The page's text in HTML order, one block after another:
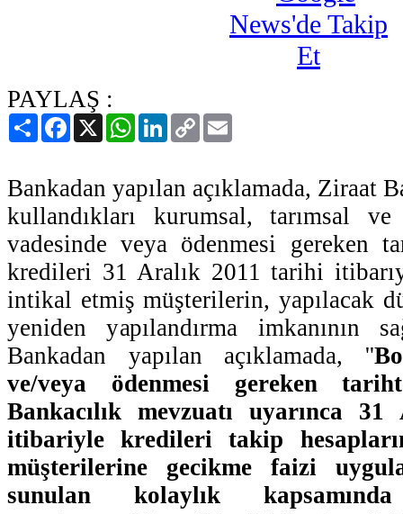
PAYLAŞ :
PaylaşFacebook
X WhatsAppLinkedIn
Copy
Link
Bankadan yapılan açıklamada, Ziraat
kullandıkları kurumsal, tarımsal
vadesinde veya ödenmesi gereken
kredileri 31 Aralık 2011 tarihi
intikal etmiş müşterilerin, yapılacak
yeniden yapılandırma imkanının
Bankadan yapılan açıklamada, ''
ve/veya ödenmesi gereken
Bankacılık mevzuatı uyarınca
itibariyle kredileri takip
müşterilerine gecikme faizi
sunulan kolaylık